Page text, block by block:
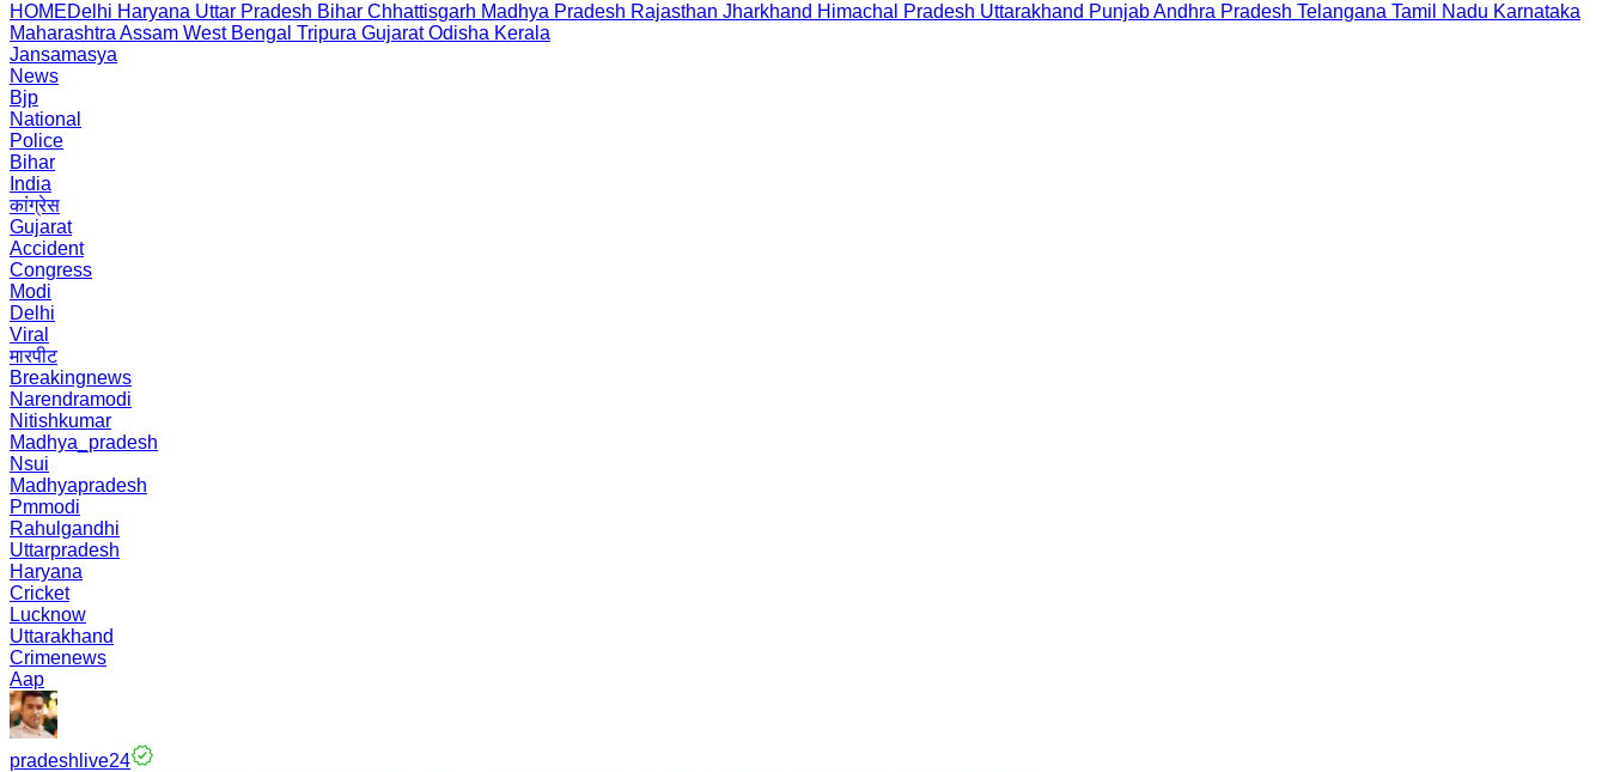
HOMEDelhi Haryana Uttar Pradesh Bihar Chhattisgarh Madhya Pradesh Rajasthan Jharkhand Himachal Pradesh Uttarakhand PunjabAndhra Pradesh Telangana Tamil Nadu Karnataka
Maharashtra Assam West Bengal Tripura Gujarat Odisha Kerala
Jansamasya
News
Bjp
National
Police
Bihar
India
कांग्रेस
Gujarat
Accident
Congress
Modi
Delhi
Viral
मारपीट
Breakingnews
Narendramodi
Nitishkumar
Madhya_pradesh
Nsui
Madhyapradesh
Pmmodi
Rahulgandhi
Uttarpradesh
Haryana
Cricket
Lucknow
Uttarakhand
Crimenews
Aap
pradeshlive24